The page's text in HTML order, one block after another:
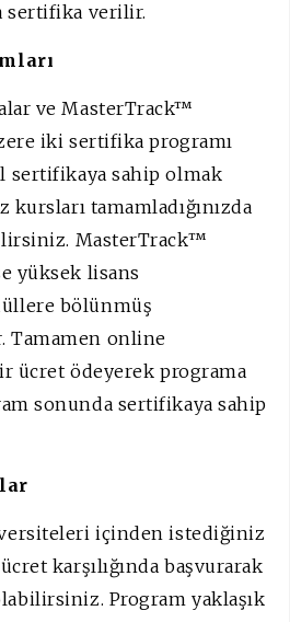
sertifika verilir.
ve MasterTrack™
iki sertifika programı
sertifikaya sahip olmak
tamamladığınızda
MasterTrack™
yüksek lisans
bölünmüş
Tamamen online
ücret ödeyerek programa
sonunda sertifikaya sahip
içinden istediğiniz
karşılığında başvurarak
Program yaklaşık